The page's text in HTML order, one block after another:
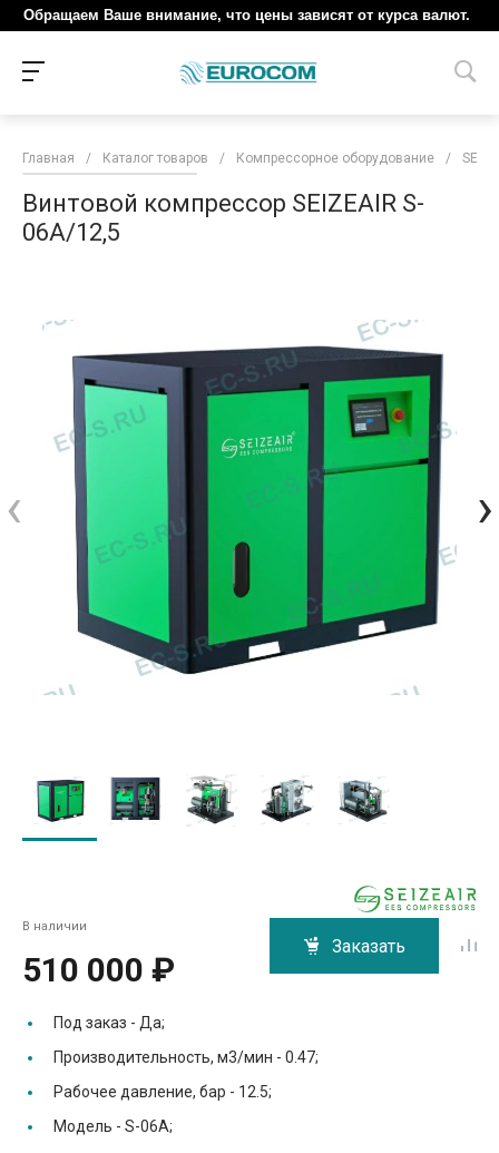
Обращаем Ваше внимание, что цены зависят от курса валют.
Главная / Каталог товаров / Компрессорное оборудование /
Винтовой компрессор SEIZEAIR S-
06A/12,5
‹ ›
В наличии
510 000 ₽
Заказать
Под заказ - Да;
Производительность, м3/мин - 0.47;
Рабочее давление, бар - 12.5;
Модель - S-06A;